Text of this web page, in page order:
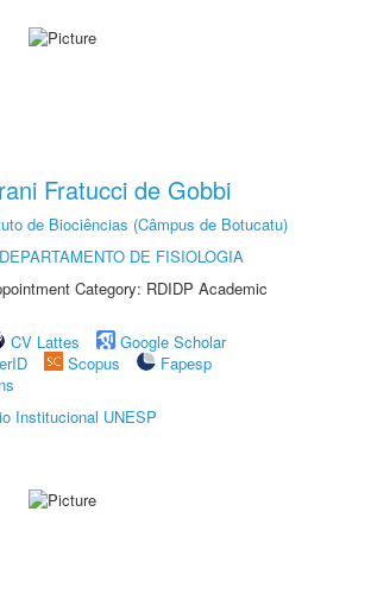
Fratucci de Gobbi
de Biociências (Câmpus de Botucatu)
DEPARTAMENTO DE FISIOLOGIA
Category: RDIDP Academic
CV Lattes
Google Scholar
Scopus
Fapesp
Institucional UNESP